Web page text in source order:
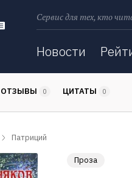
Сервис для тех, кто
Новости
ОТЗЫВЫ 0 ЦИТАТЫ 0
Патриций
Проза